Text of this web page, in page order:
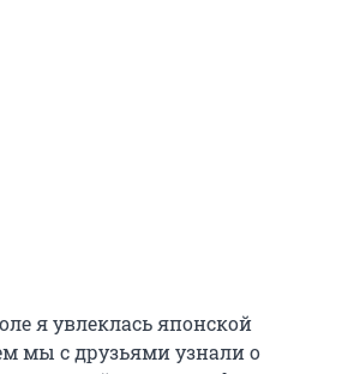
я увлеклась японской
мы с друзьями узнали о